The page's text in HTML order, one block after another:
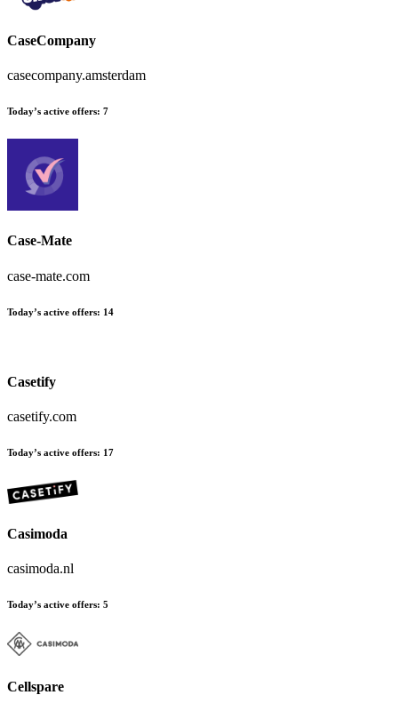
CaseCompany
casecompany.amsterdam
Today’s active offers: 7
Case-Mate
case-mate.com
Today’s active offers: 14
Casetify
casetify.com
Today’s active offers: 17
Casimoda
casimoda.nl
Today’s active offers: 5
Cellspare